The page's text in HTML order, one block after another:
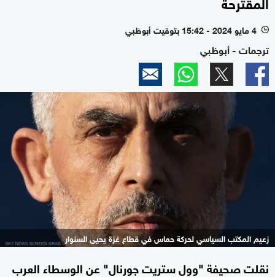
l 4 مايو 2024 - 15:42 بتوقيت أبوظبي
ترجمات - أبوظبي
زعيم المكتب السياسي لحركة حماس في قطاع غزة يحيى السنوار
نقلت صحيفة "وول ستريت جورنال" عن الوسطاء العرب